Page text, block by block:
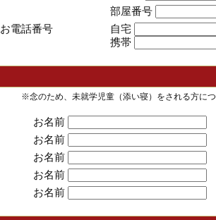
部屋番号
お電話番号
自宅
携帯
※念のため、未就学児童（添い寝）をされる方に
お名前
お名前
お名前
お名前
お名前